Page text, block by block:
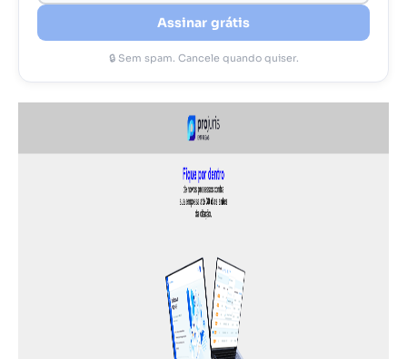
Assinar grátis
🔒 Sem spam. Cancele quando quiser.